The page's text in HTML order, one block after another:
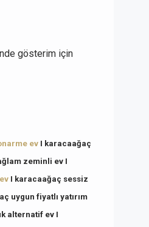
gösterim için
ev I karacaağaç
zeminli ev I
I karacaağaç sessiz
uygun fiyatlı yatırım
alternatif ev I